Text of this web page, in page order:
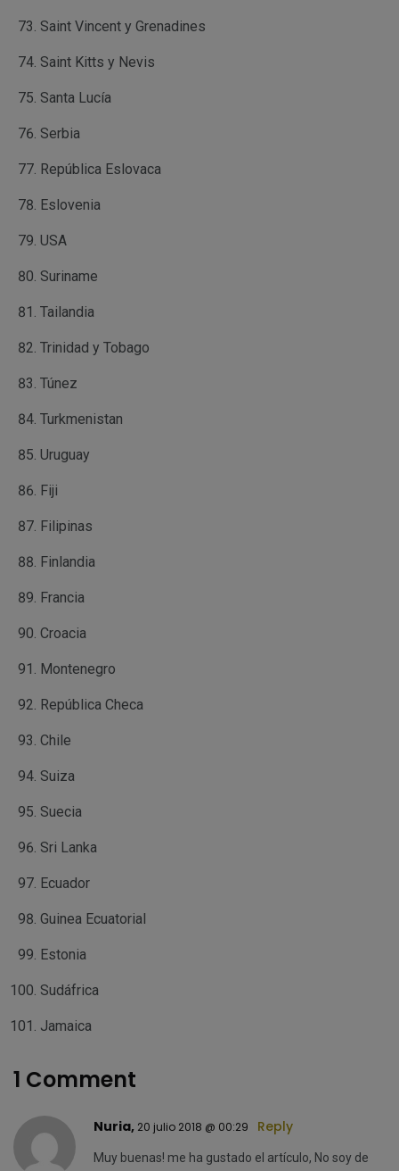
Saint Vincent y Grenadines
Saint Kitts y Nevis
Santa Lucía
Serbia
República Eslovaca
Eslovenia
USA
Suriname
Tailandia
Trinidad y Tobago
Túnez
Turkmenistan
Uruguay
Fiji
Filipinas
Finlandia
Francia
Croacia
Montenegro
República Checa
Chile
Suiza
Suecia
Sri Lanka
Ecuador
Guinea Ecuatorial
Estonia
Sudáfrica
Jamaica
1 Comment
Nuria, 20 julio 2018 @ 00:29 Reply
Muy buenas! me ha gustado el artículo, No soy de